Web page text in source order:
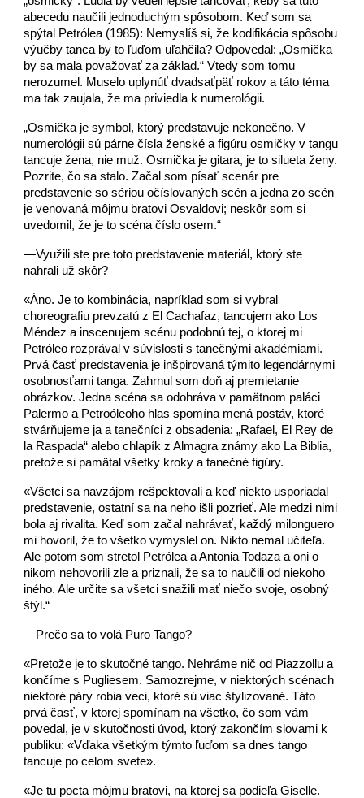
abecedu naučili jednoduchým spôsobom. Keď som sa
spýtal Petrólea (1985): Nemyslíš si, že kodifikácia spôsobu
výučby tanca by to ľuďom uľahčila? Odpovedal: „Osmička
by sa mala považovať za základ.“ Vtedy som tomu
nerozumel. Muselo uplynúť dvadsaťpäť rokov a táto téma
ma tak zaujala, že ma priviedla k numerológii.
„Osmička je symbol, ktorý predstavuje nekonečno. V
numerológii sú párne čísla ženské a figúru osmičky v tangu
tancuje žena, nie muž. Osmička je gitara, je to silueta ženy.
Pozrite, čo sa stalo. Začal som písať scenár pre
predstavenie so sériou očíslovaných scén a jedna zo scén
je venovaná môjmu bratovi Osvaldovi; neskôr som si
uvedomil, že je to scéna číslo osem.“
—Využili ste pre toto predstavenie materiál, ktorý ste
nahrali už skôr?
«Áno. Je to kombinácia, napríklad som si vybral
choreografiu prevzatú z El Cachafaz, tancujem ako Los
Méndez a inscenujem scénu podobnú tej, o ktorej mi
Petróleo rozprával v súvislosti s tanečnými akadémiami.
Prvá časť predstavenia je inšpirovaná týmito legendárnymi
osobnosťami tanga. Zahrnul som doň aj premietanie
obrázkov. Jedna scéna sa odohráva v pamätnom paláci
Palermo a Petroóleoho hlas spomína mená postáv, ktoré
stvárňujeme ja a tanečníci z obsadenia: „Rafael, El Rey de
la Raspada“ alebo chlapík z Almagra známy ako La Biblia,
pretože si pamätal všetky kroky a tanečné figúry.
«Všetci sa navzájom rešpektovali a keď niekto usporiadal
predstavenie, ostatní sa na neho išli pozrieť. Ale medzi nimi
bola aj rivalita. Keď som začal nahrávať, každý milonguero
mi hovoril, že to všetko vymyslel on. Nikto nemal učiteľa.
Ale potom som stretol Petrólea a Antonia Todaza a oni o
nikom nehovorili zle a priznali, že sa to naučili od niekoho
iného. Ale určite sa všetci snažili mať niečo svoje, osobný
štýl.“
—Prečo sa to volá Puro Tango?
«Pretože je to skutočné tango. Nehráme nič od Piazzollu a
končíme s Pugliesem. Samozrejme, v niektorých scénach
niektoré páry robia veci, ktoré sú viac štylizované. Táto
prvá časť, v ktorej spomínam na všetko, čo som vám
povedal, je v skutočnosti úvod, ktorý zakončím slovami k
publiku: «Vďaka všetkým týmto ľuďom sa dnes tango
tancuje po celom svete».
«Je tu pocta môjmu bratovi, na ktorej sa podieľa Giselle.